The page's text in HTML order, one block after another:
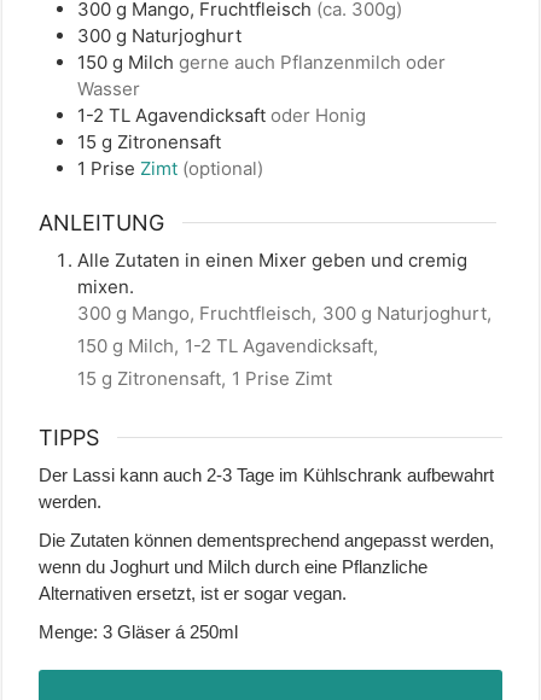
300 g Mango, Fruchtfleisch (ca. 300g)
300 g Naturjoghurt
150 g Milch gerne auch Pflanzenmilch oder
Wasser
1-2 TL Agavendicksaftoder Honig
15 g Zitronensaft
1 Prise Zimt (optional)
ANLEITUNG
Alle Zutaten in einen Mixer geben und cremig
mixen.
300 g Mango, Fruchtfleisch, 300 g Naturjoghurt,
150 g Milch, 1-2 TL Agavendicksaft,
15 g Zitronensaft, 1 Prise Zimt
TIPPS
Der Lassi kann auch 2-3 Tage im Kühlschrank aufbewahrt
werden.
Die Zutaten können dementsprechend angepasst werden,
wenn du Joghurt und Milch durch eine Pflanzliche
Alternativen ersetzt, ist er sogar vegan.
Menge: 3 Gläser á 250ml